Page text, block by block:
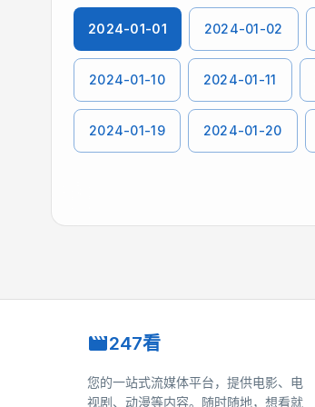
2024-01-01 2024-01-02
2024-01-10 2024-01-11
2024-01-19 2024-01-20
247看
您的一站式流媒体平台，提供电影、电
视剧、动漫等内容。随时随地，想看就